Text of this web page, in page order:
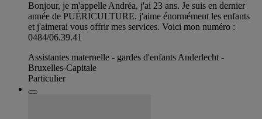
Bonjour, je m'appelle Andréa, j'ai 23 ans. Je suis en dernier
année de PUÉRICULTURE. j'aime énormément les enfants
et j'aimerai vous offrir mes services. Voici mon numéro :
0484/06.39.41
Assistantes maternelle - gardes d'enfants Anderlecht -
Bruxelles-Capitale
Particulier